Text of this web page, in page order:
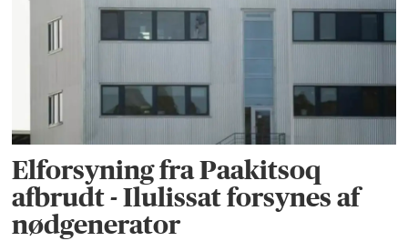
Elforsyning fra Paakitsoq
afbrudt - Ilulissat forsynes af
nødgenerator